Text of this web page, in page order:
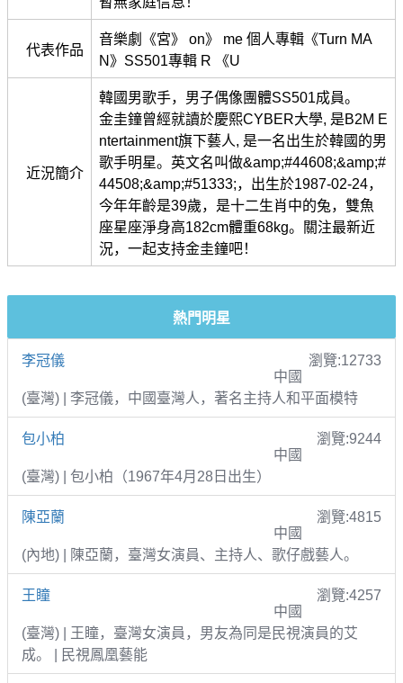
代表作品
音樂劇《宮》 on》 me 個人專輯《Turn MA
N》SS501專輯 R 《U
近況簡介
韓國男歌手，男子偶像團體SS501成員。
金圭鐘曾經就讀於慶熙CYBER大學, 是B2M E
ntertainment旗下藝人, 是一名出生於韓國的男
歌手明星。英文名叫做&amp;#44608;&amp;#
44508;&amp;#51333;，出生於1987-02-24，
今年年齡是39歲，是十二生肖中的兔，雙魚
座星座淨身高182cm體重68kg。關注最新近
況，一起支持金圭鐘吧！
熱門明星
李冠儀
瀏覽:12733
中國
(臺灣) | 李冠儀，中國臺灣人，著名主持人和平面模特
包小柏
瀏覽:9244
中國
(臺灣) | 包小柏（1967年4月28日出生）
陳亞蘭
瀏覽:4815
中國
(內地) | 陳亞蘭，臺灣女演員、主持人、歌仔戲藝人。
王瞳
瀏覽:4257
中國
(臺灣) | 王瞳，臺灣女演員，男友為同是民視演員的艾
成。 | 民視鳳凰藝能